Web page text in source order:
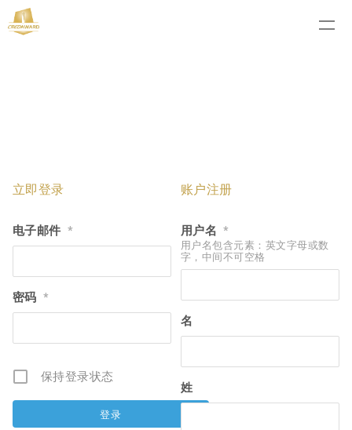
立即登录
电子邮件 *
密码 *
保持登录状态
账户注册
用户名 *
用户名包含元素：英文字母或数
字，中间不可空格
名
姓